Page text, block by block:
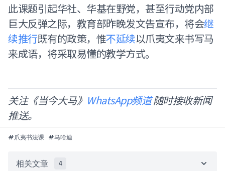
此课题引起华社、华基在野党，甚至行动党内部
巨大反弹之际，教育部昨晚发文告宣布，将会继
续推行既有的政策，惟不延续以爪夷文来书写马
来成语，将采取易懂的教学方式。
关注《当今大马》 WhatsApp频道随时接收新闻
推送。
#爪夷书法课 #马哈迪
相关文章 4